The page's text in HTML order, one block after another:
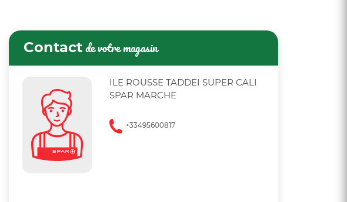
Contact de votre magasin
ILE ROUSSE TADDEI SUPER CALI
SPAR MARCHE
+33495600817